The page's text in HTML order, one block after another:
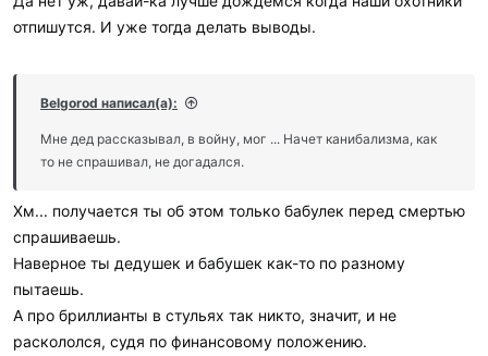
отпишутся. И уже тогда делать выводы.
Belgorod написал(а):
Мне дед рассказывал, в войну, мог ... Начет канибализма, как
то не спрашивал, не догадался.
Хм... получается ты об этом только бабулек перед смертью
спрашиваешь.
Наверное ты дедушек и бабушек как-то по разному
пытаешь.
А про бриллианты в стульях так никто, значит, и не
раскололся, судя по финансовому положению.